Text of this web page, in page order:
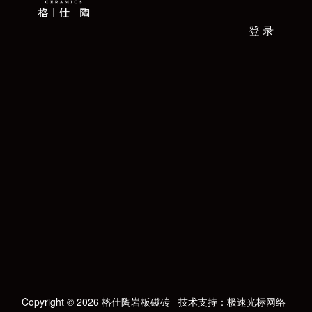
登 录
Copyright © 2026 格仕陶岩板磁砖 技术支持：极速光标网络